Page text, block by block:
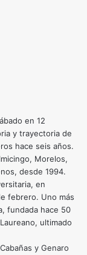
en 12
y trayectoria de
hace seis años.
Morelos,
desde 1994.
en
febrero. Uno más
fundada hace 50
ultimado
y Genaro